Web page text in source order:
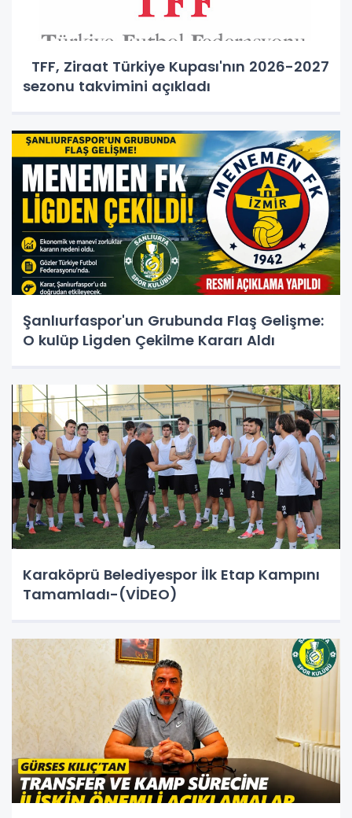
TFF, Ziraat Türkiye Kupası'nın 2026-2027
sezonu takvimini açıkladı
Şanlıurfaspor'un Grubunda Flaş Gelişme:
O kulüp Ligden Çekilme Kararı Aldı
Karaköprü Belediyespor İlk Etap Kampını
Tamamladı-(VİDEO)